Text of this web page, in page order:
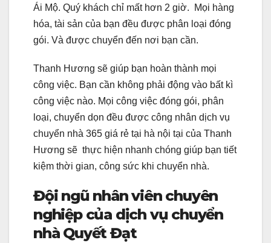
Ái Mộ. Quý khách chỉ mất hơn 2 giờ. Mọi hàng
hóa, tài sản của bạn đều được phân loại đóng
gói. Và được chuyển đến nơi bạn cần.
Thanh Hương sẽ giúp bạn hoàn thành mọi
công việc. Bạn cần không phải động vào bất kì
công việc nào. Mọi công việc đóng gói, phân
loại, chuyển dọn đều được công nhân dịch vụ
chuyển nhà 365 giá rẻ tại hà nội tại của Thanh
Hương sẽ thực hiện nhanh chóng giúp bạn tiết
kiệm thời gian, công sức khi chuyển nhà.
Đội ngũ nhân viên chuyên
nghiệp của dịch vụ chuyển
nhà Quyết Đạt